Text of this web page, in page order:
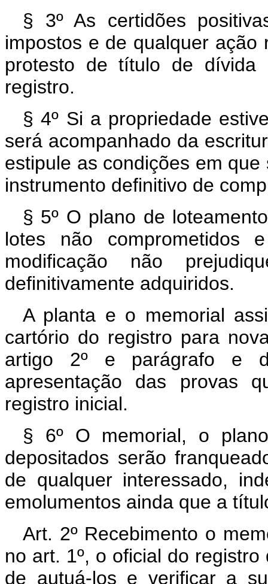
§ 3º As certidões
impostos e de qualquer
protesto de título de dívida
registro.
§ 4º Si a propriedade
será acompanhado da
estipule as condições em
instrumento definitivo de
§ 5º O plano de
lotes não
modificação não
definitivamente adquiridos.
A planta e o memorial
cartório do registro para
artigo 2º e parágrafo e
apresentação das provas
registro inicial.
§ 6º O memorial, o
depositados serão
de qualquer interessado,
emolumentos ainda que a
Art. 2º Recebimento o
no art. 1º, o oficial do
de autuá-los e verificar a